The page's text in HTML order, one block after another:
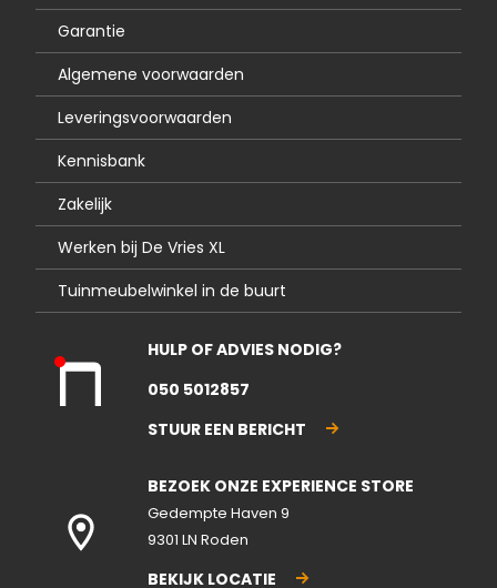
Garantie
Algemene voorwaarden
Leveringsvoorwaarden
Kennisbank
Zakelijk
Werken bij De Vries XL
Tuinmeubelwinkel in de buurt
nte
ote
n
HULP OF ADVIES NODIG?
050 5012857
STUUR EEN BERICHT
BEZOEK ONZE EXPERIENCE STORE
Gedempte Haven 9
9301 LN Roden
BEKIJK LOCATIE